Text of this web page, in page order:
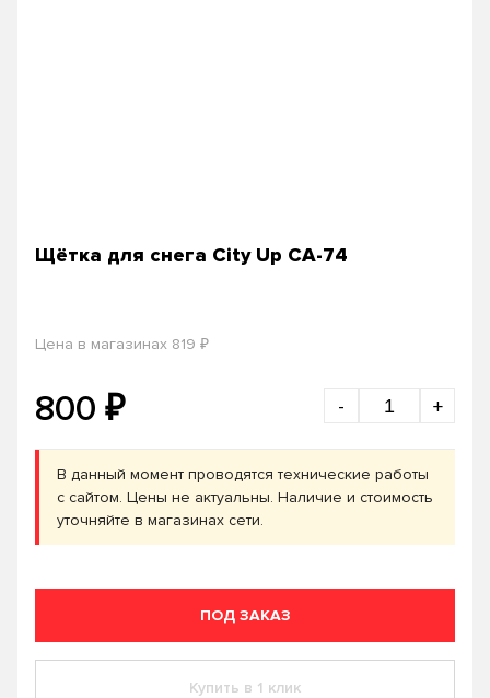
Щётка для снега City Up СА-74
Цена в магазинах 819 ₽
800 ₽ - +
В данный момент проводятся технические работы
с сайтом. Цены не актуальны. Наличие и стоимость
уточняйте в магазинах сети.
ПОД ЗАКАЗ
Купить в 1 клик